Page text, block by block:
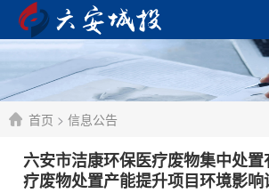
首页 > 信息公告
六安市洁康环保医疗废物集中处
疗废物处置产能提升项目环境影